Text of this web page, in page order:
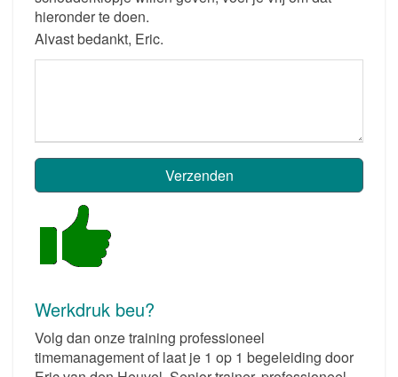
hieronder te doen.
Alvast bedankt, Eric.
Werkdruk beu?
Volg dan onze training professioneel
timemanagement of laat je 1 op 1 begeleiding door